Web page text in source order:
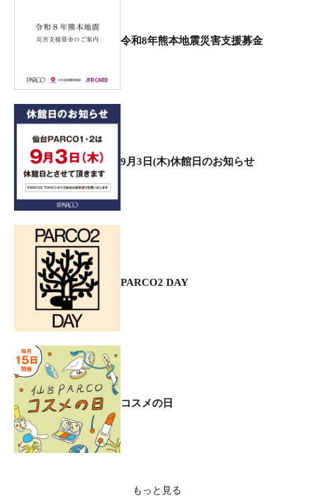
令和8年熊本地震災害支援募金
9月3日(木)休館日のお知らせ
PARCO2 DAY
コスメの日
もっと見る